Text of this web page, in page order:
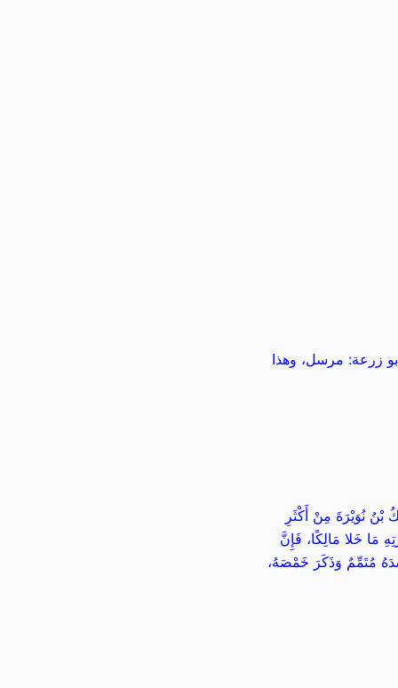
زرعة: مرسل، وهذا
نُوَيْرَةَ مِنْ أَكْثَرِ
مَا خَلا مَالِكًا، فَإِنَّ
مُتَمِّمٌ وَذَكَرَ خَمْصَهُ،